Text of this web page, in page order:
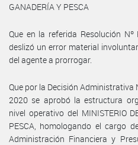
GANADERÍA Y PESCA
Que en la referida Resolución Nº
deslizó un error material
del agente a prorrogar.
Que por la Decisión Administrativa
2020 se aprobó la estructura
nivel operativo del MINISTERIO
PESCA, homologando el cargo
Administración Financiera y